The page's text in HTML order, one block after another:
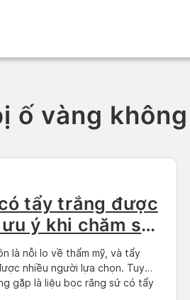
ố vàng không
tẩy trắng được
ý khi chăm sóc
là nỗi lo về thẩm mỹ, và tẩy
nhiều người lựa chọn. Tuy
gặp là liệu bọc răng sứ có tẩy